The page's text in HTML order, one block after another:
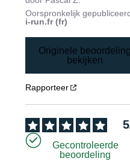
Oorspronkelijk
i-run.fr (fr)
Originele
bekijken
Rapporteer
5
Gecontroleerde
beoordeling